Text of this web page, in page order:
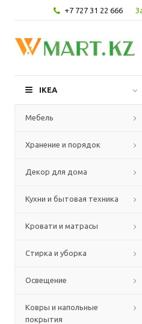
+7 727 31 22 666
IKEA
Мебель
Хранение и порядок
Декор для дома
Кухни и бытовая техника
Кровати и матрасы
Стирка и уборка
Освещение
Ковры и напольные
покрытия